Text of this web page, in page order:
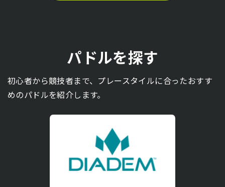
パドルを探す
初心者から競技者まで、プレースタイルに合ったおすす
めのパドルを紹介します。